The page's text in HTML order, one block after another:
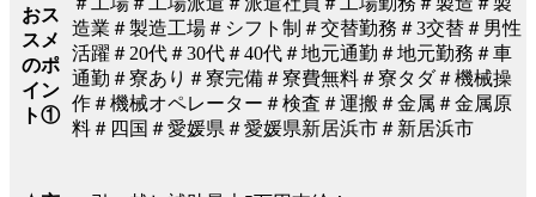
おス
スメ
のポ
イン
ト①
造業＃製造工場＃シフト制＃交替勤務＃3交替＃男性
活躍＃20代＃30代＃40代＃地元通勤＃地元勤務＃車
通勤＃寮あり＃寮完備＃寮費無料＃寮タダ＃機械操
作＃機械オペレーター＃検査＃運搬＃金属＃金属原
料＃四国＃愛媛県＃愛媛県新居浜市＃新居浜市